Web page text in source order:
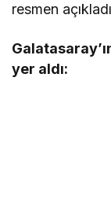
resmen
yer aldı: